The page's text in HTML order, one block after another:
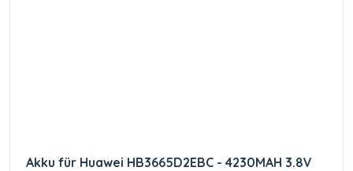
Akku für Huawei HB3665D2EBC - 4230MAH 3.8V